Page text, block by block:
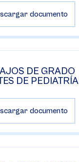
documento
DE GRADO
DE PEDIATRÍA
documento